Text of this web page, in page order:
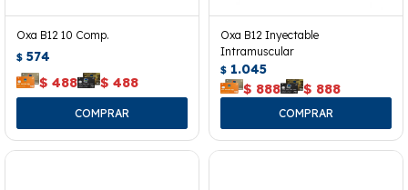
Oxa B12 10 Comp.
$ 574
$ 488 $ 488
Oxa B12 Inyectable
Intramuscular
$ 1.045
$ 888 $ 888